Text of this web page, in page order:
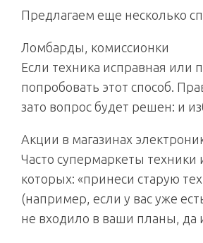
Предлагаем еще несколько
Ломбарды, комиссионки
Если техника исправная или
попробовать этот способ.
зато вопрос будет решен: и
Акции в магазинах
Часто супермаркеты
которых: «принеси старую
(например, если у вас уже
не входило в ваши планы, да